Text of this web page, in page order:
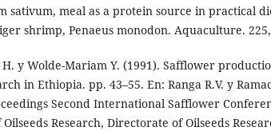
sativum, meal as a protein source in practical
shrimp, Penaeus monodon. Aquaculture. 225,
y Wolde-Mariam Y. (1991). Safflower
in Ethiopia. pp. 43–55. En: Ranga R.V. y
Second International Safflower
Oilseeds Research, Directorate of Oilseeds